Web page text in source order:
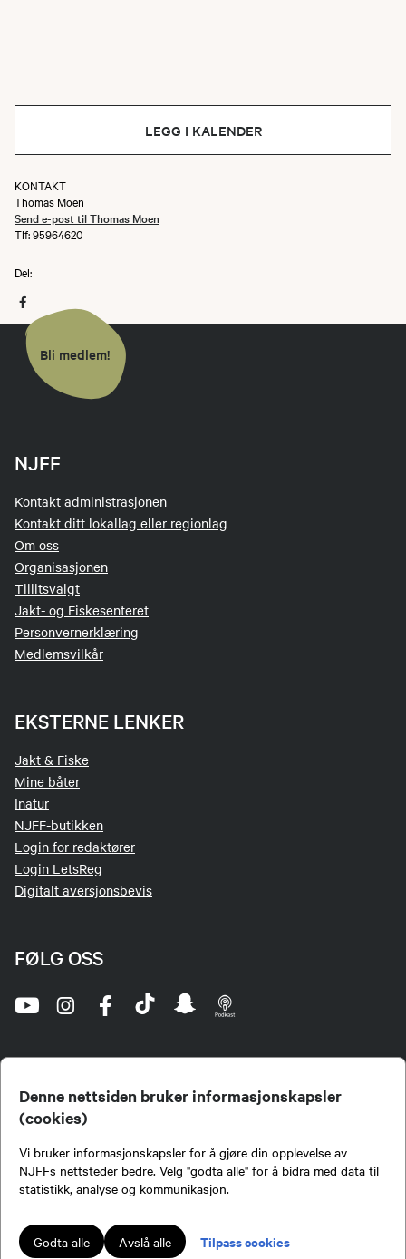
Denne nettsiden bruker informasjonskapsler
(cookies)
Vi bruker informasjonskapsler for å gjøre din opplevelse av
NJFFs nettsteder bedre. Velg "godta alle" for å bidra med data til
statistikk, analyse og kommunikasjon.
Godta alle Avslå alle Tilpass cookies
LEGG I KALENDER
KONTAKT
Thomas Moen
Send e-post til Thomas Moen
Tlf: 95964620
Del:
Bli medlem!
NJFF
Kontakt administrasjonen
Kontakt ditt lokallag eller regionlag
Om oss
Organisasjonen
Tillitsvalgt
Jakt- og Fiskesenteret
Personvernerklæring
Medlemsvilkår
EKSTERNE LENKER
Jakt & Fiske
Mine båter
Inatur
NJFF-butikken
Login for redaktører
Login LetsReg
Digitalt aversjonsbevis
FØLG OSS
jegere og sportsfiskere og et av de viktigste miljøene for formidling av kunnskap om jakt og
fiske i Norge. Vi er en partipolitisk nøytral organisasjon, men har et sterkt jakt-, fiske-, og
naturpolitisk engasjement i mange saker.
Lokalforeninger tilsluttet Norges Jeger- og Fiskerforbund har ansvar for innhold de
publiserer på njff.no.